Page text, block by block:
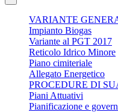
VARIANTE
Impianto Biogas
Variante al PGT 2017
Reticolo Idrico Minore
Piano cimiteriale
Allegato Energetico
PROCEDURE DI
Piani Attuativi
Pianificazione e